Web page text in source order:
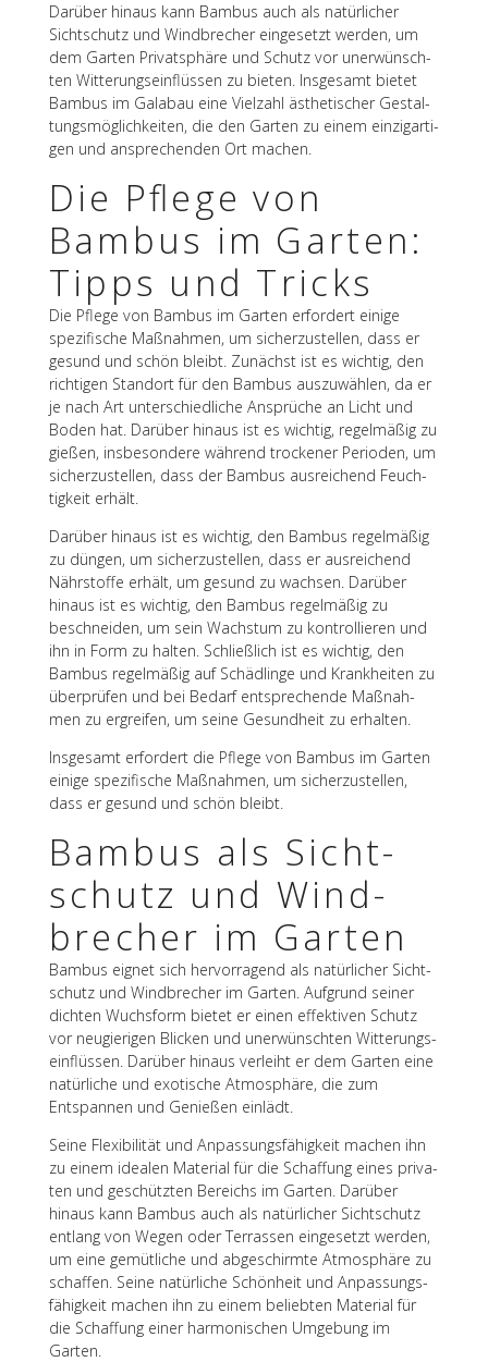
Darüber hinaus kann Bambus auch als natür­li­cher
Sicht­schutz und Wind­bre­cher einge­setzt werden, um
dem Garten Privat­sphäre und Schutz vor uner­wünsch­
ten Witte­rungs­ein­flüs­sen zu bieten. Insge­samt bietet
Bambus im Gala­bau eine Viel­zahl ästhe­ti­scher Gestal­
tungs­mög­lich­kei­ten, die den Garten zu einem einzig­ar­ti­
gen und anspre­chen­den Ort machen.
Die Pflege von
Bambus im Garten:
Tipps und Tricks
Die Pflege von Bambus im Garten erfor­dert einige
spezi­fi­sche Maßnah­men, um sicher­zu­stel­len, dass er
gesund und schön bleibt. Zunächst ist es wich­tig, den
rich­ti­gen Stand­ort für den Bambus auszu­wäh­len, da er
je nach Art unter­schied­li­che Ansprü­che an Licht und
Boden hat. Darüber hinaus ist es wich­tig, regel­mä­ßig zu
gießen, insbe­son­dere während trocke­ner Peri­oden, um
sicher­zu­stel­len, dass der Bambus ausrei­chend Feuch­
tig­keit erhält.
Darüber hinaus ist es wich­tig, den Bambus regel­mä­ßig
zu düngen, um sicher­zu­stel­len, dass er ausrei­chend
Nähr­stoffe erhält, um gesund zu wach­sen. Darüber
hinaus ist es wich­tig, den Bambus regel­mä­ßig zu
beschnei­den, um sein Wachs­tum zu kontrol­lie­ren und
ihn in Form zu halten. Schließ­lich ist es wich­tig, den
Bambus regel­mä­ßig auf Schäd­linge und Krank­hei­ten zu
über­prü­fen und bei Bedarf entspre­chende Maßnah­
men zu ergrei­fen, um seine Gesund­heit zu erhalten.
Insge­samt erfor­dert die Pflege von Bambus im Garten
einige spezi­fi­sche Maßnah­men, um sicher­zu­stel­len,
dass er gesund und schön bleibt.
Bambus als Sicht­
schutz und Wind­
bre­cher im Garten
Bambus eignet sich hervor­ra­gend als natür­li­cher Sicht­
schutz und Wind­bre­cher im Garten. Aufgrund seiner
dich­ten Wuchs­form bietet er einen effek­ti­ven Schutz
vor neugie­ri­gen Blicken und uner­wünsch­ten Witte­rungs­
ein­flüs­sen. Darüber hinaus verleiht er dem Garten eine
natür­li­che und exoti­sche Atmo­sphäre, die zum
Entspan­nen und Genie­ßen einlädt.
Seine Flexi­bi­li­tät und Anpas­sungs­fä­hig­keit machen ihn
zu einem idea­len Mate­rial für die Schaf­fung eines priva­
ten und geschütz­ten Bereichs im Garten. Darüber
hinaus kann Bambus auch als natür­li­cher Sicht­schutz
entlang von Wegen oder Terras­sen einge­setzt werden,
um eine gemüt­li­che und abge­schirmte Atmo­sphäre zu
schaf­fen. Seine natür­li­che Schön­heit und Anpas­sungs­
fä­hig­keit machen ihn zu einem belieb­ten Mate­rial für
die Schaf­fung einer harmo­ni­schen Umge­bung im
Garten.